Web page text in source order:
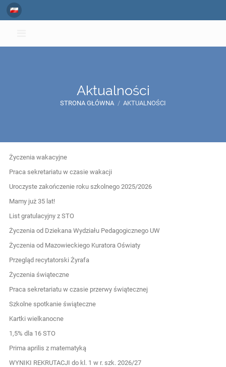
Aktualności
STRONA GŁÓWNA / AKTUALNOŚCI
Aktualności
Życzenia wakacyjne
Praca sekretariatu w czasie wakacji
Uroczyste zakończenie roku szkolnego 2025/2026
Mamy już 35 lat!
List gratulacyjny z STO
Życzenia od Dziekana Wydziału Pedagogicznego UW
Życzenia od Mazowieckiego Kuratora Oświaty
Przegląd recytatorski Żyrafa
Życzenia świąteczne
Praca sekretariatu w czasie przerwy świątecznej
Szkolne spotkanie świąteczne
Kartki wielkanocne
1,5% dla 16 STO
Prima aprilis z matematyką
WYNIKI REKRUTACJI do kl. 1 w r. szk. 2026/27